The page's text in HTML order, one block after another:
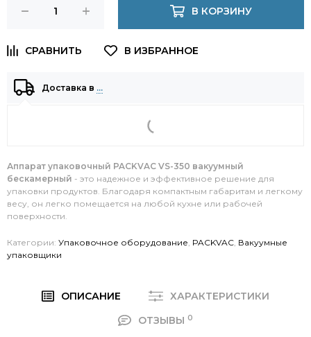
В КОРЗИНУ
Доставка в …
Аппарат упаковочный PACKVAC VS-350 вакуумный
бескамерный - это надежное и эффективное решение для
упаковки продуктов. Благодаря компактным габаритам и легкому
весу, он легко помещается на любой кухне или рабочей
поверхности.
Категории: Упаковочное оборудование, PACKVAC, Вакуумные
упаковщики
ОПИСАНИЕ
ХАРАКТЕРИСТИКИ
ОТЗЫВЫ 0